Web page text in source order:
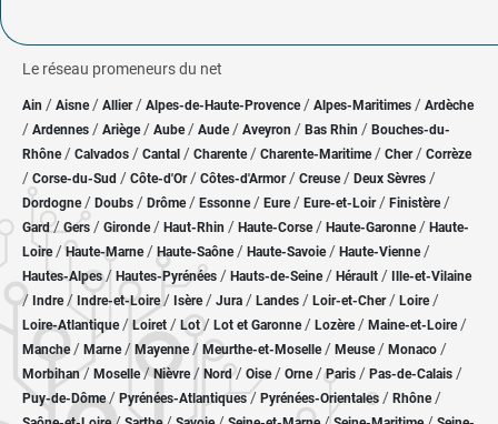
Le réseau promeneurs du net
Ain / Aisne/ Allier/ Alpes-de-Haute-Provence / Alpes-Maritimes / Ardèche
/ Ardennes / Ariège/ Aube/ Aude / Aveyron / Bas Rhin / Bouches-du-
Rhône/ Calvados / Cantal / Charente / Charente-Maritime/ Cher / Corrèze
/ Corse-du-Sud / Côte-d'Or / Côtes-d'Armor/ Creuse/ Deux Sèvres /
Dordogne/ Doubs / Drôme/ Essonne / Eure/ Eure-et-Loir / Finistère/
Gard/Gers / Gironde/ Haut-Rhin / Haute-Corse/ Haute-Garonne/ Haute-
Loire/Haute-Marne/ Haute-Saône/ Haute-Savoie/ Haute-Vienne/
Hautes-Alpes/ Hautes-Pyrénées / Hauts-de-Seine/ Hérault / Ille-et-Vilaine
/ Indre/ Indre-et-Loire/ Isère/ Jura / Landes / Loir-et-Cher/ Loire/
Loire-Atlantique/ Loiret / Lot/ Lot et Garonne/ Lozère / Maine-et-Loire/
Manche/ Marne/ Mayenne/ Meurthe-et-Moselle/ Meuse/ Monaco /
Morbihan/ Moselle/ Nièvre / Nord/ Oise / Orne/Paris / Pas-de-Calais /
Puy-de-Dôme/ Pyrénées-Atlantiques / Pyrénées-Orientales / Rhône/